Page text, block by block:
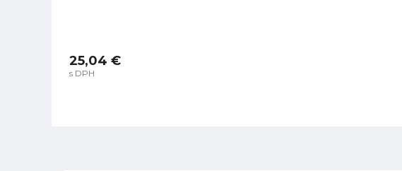
25,04 €
s DPH